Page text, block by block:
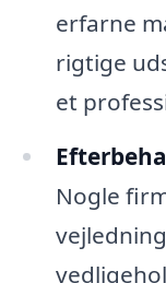
erfarne
rigtige
et
Nogle